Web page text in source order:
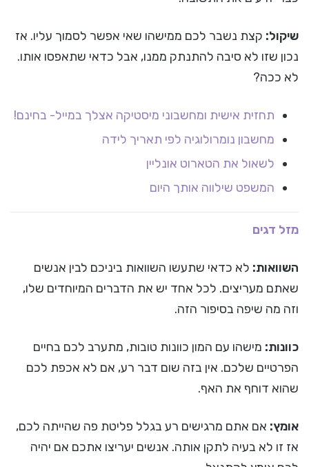
שיקול: קצת נשבר לכם ממישהו שאי אפשר לסמוך עליו. אז
נכון שזו לא סיבה להתנתק ממנו, אבל כדאי שתאפסו אותו.
לא ככה?
תחזית אישית ומחשבוני מיסטיקה אצלך במייל- בחינם!
מחשבון נומרולוגיה לפי תאריך לידה
לשאול את הטארוט אונליין
המשפט שילווה אותך היום
מזל דגים
השוואות: לא כדאי שתעשו השוואות ביניכם לבין אנשים
שאתם מעריצים. לכל אחד יש את הדברים המיוחדים שלו,
וזה מה שיפה בסיפור הזה.
כוונות: מישהו עם המון כוונות טובות, מתערב לכם בחיים
הפרטיים שלכם. אין בזה שום דבר רע, אם לא אכפת לכם
שהוא דוחף את האף.
אומץ: אם אתם מרגישים רע בגלל פליטת פה שהייתה לכם,
אז זו לא בעיה לתקן אותה. אנשים יעריצו אתכם אם יהיה